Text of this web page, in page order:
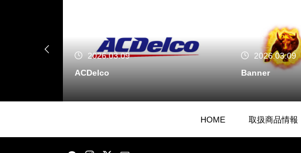
2026.03.09
ACDelco
2026.03.09
HOME 取扱商品情報